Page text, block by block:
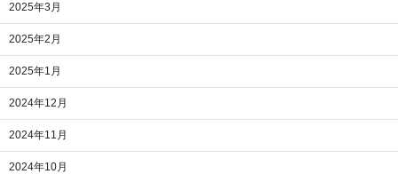
2025年3月
2025年2月
2025年1月
2024年12月
2024年11月
2024年10月